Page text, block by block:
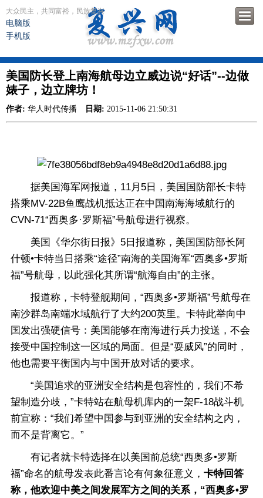
大众民主，共同富裕，民族复兴
电脑版
手机版
美国防长登上南海航母边立威边说“好话”--边做
婊子，边立牌坊！
作者: 华人时代传播 日期: 2015-11-06 21:50:31
据美国海军网报道，11月5日，美国国防部长卡特
搭乘MV-22B鱼鹰战机抵达正在中国南海海域航行的
CVN-71“西奥多·罗斯福”号航母进行视察。
美国《华尔街日报》5日报道称，美国国防部长阿
什顿•卡特当日搭乘“途径”南海的美国海军“西奥多•罗斯
福”号航母，以此强化其所谓“航海自由”的主张。
报道称，卡特登舰期间，“西奥多•罗斯福”号航母在
南沙群岛南端水域航行了大约200英里。卡特此举向中
国发出强硬信号：美国能够在南海进行兵力投送，不会
接受中国控制这一区域的局面。但是“耍威风”的同时，
他也需要平衡国内与中国开放对话的要求。
“美国追求的亚洲安全结构是包容性的，我们不希
望制造分歧，”卡特站在航母机库内的一架F-18战斗机
前宣称：“我们希望中国参与到亚洲的安全结构之内，
而不是背离它。”
有记者就卡特选择在以美国前总统“西奥多•罗斯
福”命名的航母发表此番言论有何象征意义， 卡特回答
称，他欢迎中美之间发展军方之间的关系，“西奥多•罗